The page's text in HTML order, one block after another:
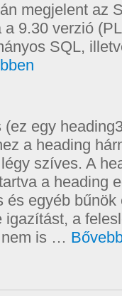
megjelent az
9.30 verzió
SQL,
(ez egy
a heading
szíves. A
a heading
és egyéb
igazítást, a
nem is …